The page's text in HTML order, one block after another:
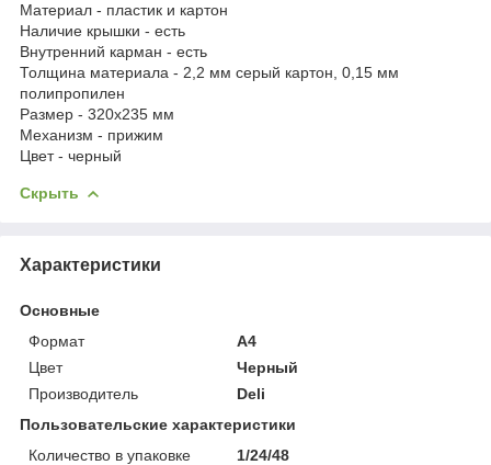
Материал - пластик и картон
Наличие крышки - есть
Внутренний карман - есть
Толщина материала - 2,2 мм серый картон, 0,15 мм
полипропилен
Размер - 320х235 мм
Механизм - прижим
Цвет - черный
Скрыть
Характеристики
Основные
Формат
A4
Цвет
Черный
Производитель
Deli
Пользовательские характеристики
Количество в упаковке
1/24/48